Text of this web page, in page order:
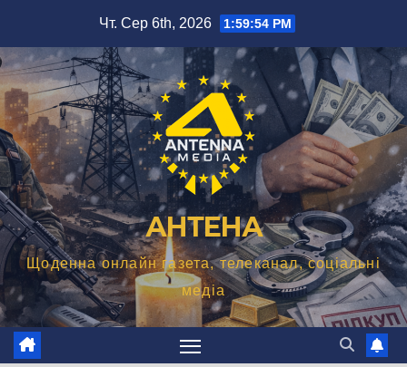
вмісту
Чт. Сер 6th, 2026 1:59:55 PM
АНТЕНА
Щоденна онлайн газета, телеканал, соціальні
медіа